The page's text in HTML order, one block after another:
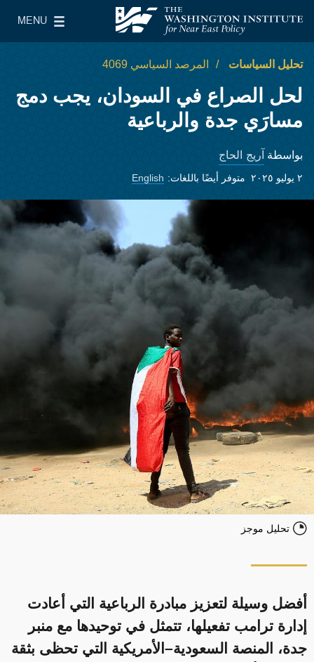
معهد واشنطن لسياسات الشرق الأدنى
MENU
Main Menu
تحليل السياسات المرصد السياسي 4069
لحل الصراع في السودان، يجب دمج
مسارَي جدة والرباعية
بواسطة آريج الحاج
٢ يوليو ٢٠٢٥ متوفر أيضًا باللغات: English
تحليل موجز
أفضل وسيلة لتعزيز مبادرة الرباعية التي أعادت
إدارة ترامب تفعيلها، تتمثل في توحيدها مع منبر
جدة، المنصة السعودية–الأمريكية التي تحظى بثقة